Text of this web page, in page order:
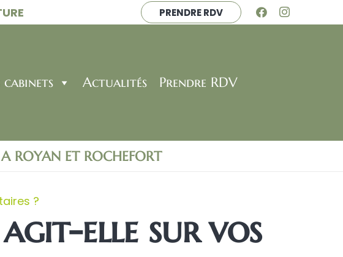
PRENDRE RDV
cabinets Actualités Prendre RDV
ROYAN ET ROCHEFORT
?
elle sur vos